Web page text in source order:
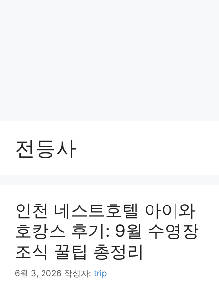
전등사
인천 네스트호텔 아이와
호캉스 후기: 9월 수영장
조식 꿀팁 총정리
6월 3, 2026 작성자: trip